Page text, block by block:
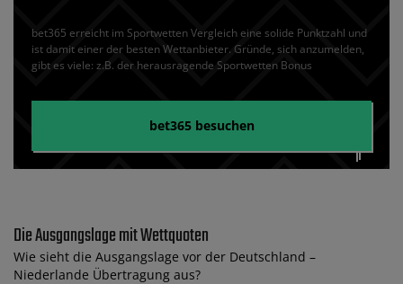
bet365 erreicht im Sportwetten Vergleich eine solide Punktzahl und
ist damit einer der besten Wettanbieter. Gründe, sich anzumelden,
gibt es viele: z.B. der herausragende Sportwetten Bonus
bet365besuchen
Die Ausgangslage mit Wettquoten
Wie sieht die Ausgangslage vor der Deutschland –
Niederlande Übertragung aus?